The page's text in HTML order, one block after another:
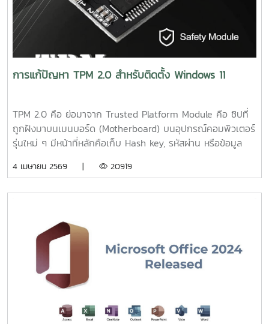
การแก้ปัญหา TPM 2.0 สำหรับติดตั้ง Windows 11
TPM 2.0 คือ ย่อมาจาก Trusted Platform Module คือ ชิปที่
ถูกฝังมาบนเมนบอร์ด (Motherboard) บนอุปกรณ์คอมพิวเตอร์
รุ่นใหม่ ๆ มีหน้าที่หลักคือเก็บ Hash key, รหัสผ่าน หรือข้อมูล
ในการตรวจสอบ และยืนยันความน่าเชื่อถือให้กับอุปกรณ์ เพื่อให้
ติดตั้ง:1. กดShift + F10เพื่อเปิด Command Prompt
พิมพ์regeditแล้วกด Enter2. ไป
ที่HKEY_LOCAL_MACHINE\SYSTEM\Setup สร้าง Key ใหม่
ชื่อLabConfig3.ในLabConfigสร้าง DWORD (32-bit) ค่า
ชื่อBypassTPMCheckBypassSecureBootCheckและ
ค่าเป็น 14. ออกจาก Registry Editor กด back กลับไปแล้วกด
Next ใหม่ จะสามารถติดตั้งได้
4 เมษายน 2569 | 20919